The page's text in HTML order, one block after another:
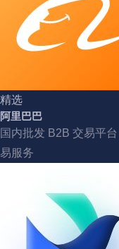
精选
阿里巴巴
国内批发 B2B 交易平
易服务